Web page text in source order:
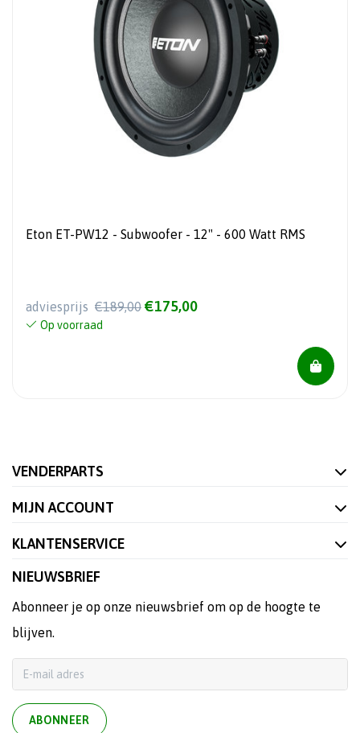
Eton ET-PW12 - Subwoofer - 12" - 600 Watt RMS
adviesprijs €189,00 €175,00
Op voorraad
VENDERPARTS
MIJN ACCOUNT
KLANTENSERVICE
NIEUWSBRIEF
Abonneer je op onze nieuwsbrief om op de hoogte te
blijven.
ABONNEER